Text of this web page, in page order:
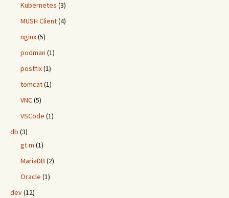
Kubernetes (3)
MUSH Client(4)
nginx(5)
podman (1)
postfix(1)
tomcat(1)
VNC(5)
VSCode (1)
db (3)
gt.m (1)
MariaDB (2)
Oracle (1)
dev(12)